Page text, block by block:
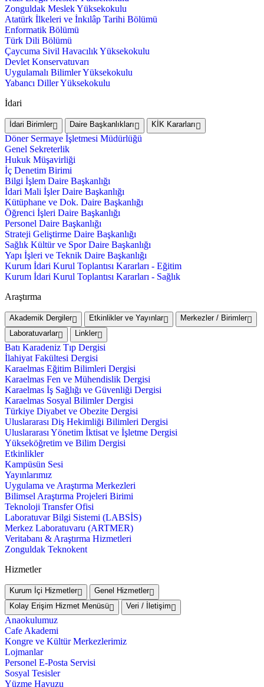
Zonguldak Meslek Yüksekokulu
Atatürk İlkeleri ve İnkılâp Tarihi Bölümü
Enformatik Bölümü
Türk Dili Bölümü
Çaycuma Sivil Havacılık Yüksekokulu
Devlet Konservatuvarı
Uygulamalı Bilimler Yüksekokulu
Yabancı Diller Yüksekokulu
İdari
İdari Birimler Daire Başkanlıkları KİK Kararları
Döner Sermaye İşletmesi Müdürlüğü
Genel Sekreterlik
Hukuk Müşavirliği
İç Denetim Birimi
Bilgi İşlem Daire Başkanlığı
İdari Mali İşler Daire Başkanlığı
Kütüphane ve Dok. Daire Başkanlığı
Öğrenci İşleri Daire Başkanlığı
Personel Daire Başkanlığı
Strateji Geliştirme Daire Başkanlığı
Sağlık Kültür ve Spor Daire Başkanlığı
Yapı İşleri ve Teknik Daire Başkanlığı
Kurum İdari Kurul Toplantısı Kararları - Eğitim
Kurum İdari Kurul Toplantısı Kararları - Sağlık
Araştırma
Akademik Dergiler Etkinlikler ve Yayınlar
Merkezler / Birimler
Laboratuvarlar
Linkler
Batı Karadeniz Tıp Dergisi
İlahiyat Fakültesi Dergisi
Karaelmas Eğitim Bilimleri Dergisi
Karaelmas Fen ve Mühendislik Dergisi
Karaelmas İş Sağlığı ve Güvenliği Dergisi
Karaelmas Sosyal Bilimler Dergisi
Türkiye Diyabet ve Obezite Dergisi
Uluslararası Diş Hekimliği Bilimleri Dergisi
Uluslararası Yönetim İktisat ve İşletme Dergisi
Yükseköğretim ve Bilim Dergisi
Etkinlikler
Kampüsün Sesi
Yayınlarımız
Uygulama ve Araştırma Merkezleri
Bilimsel Araştırma Projeleri Birimi
Teknoloji Transfer Ofisi
Laboratuvar Bilgi Sistemi (LABSİS)
Merkez Laboratuvaru (ARTMER)
Veritabanı & Araştırma Hizmetleri
Zonguldak Teknokent
Hizmetler
Kurum İçi Hizmetler
Genel Hizmetler
Kolay Erişim Hizmet Menüsü
Veri / İletişim
Anaokulumuz
Cafe Akademi
Kongre ve Kültür Merkezlerimiz
Lojmanlar
Personel E-Posta Servisi
Sosyal Tesisler
Yüzme Havuzu